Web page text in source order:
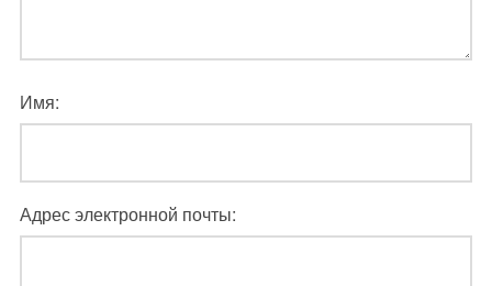
Имя:
Адрес электронной почты: